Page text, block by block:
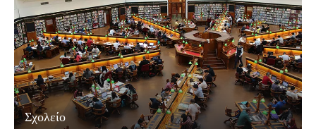
Σχολείο